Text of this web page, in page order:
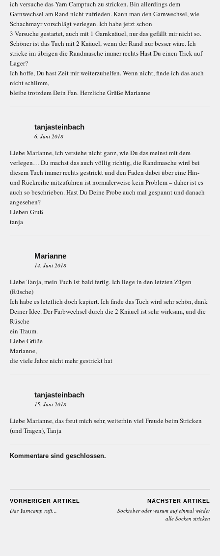
ich versuche das Yarn Camptuch zu stricken. Bin allerdings dem
Garnwechsel am Rand nicht zufrieden. Kann man den Garnwechsel, wie
Schachmayr vorschlägt verlegen. Ich habe jetzt schon
3 Versuche gestartet, auch mit 1 Garnknäuel, nur das gefällt mir nicht so.
Schöner ist das Tuch mit 2 Knäuel, wenn der Rand nur besser wäre. Ich
stricke im übrigen die Randmasche immer rechts Hast Du einen Trick auf
Lager?
Ich hoffe, Du hast Zeit mir weiterzuhelfen. Wenn nicht, finde ich das auch
nicht schlimm,
bleibe trotzdem Dein Fan. Herzliche Grüße Marianne
tanjasteinbach
6. Juni 2018
Liebe Marianne, ich verstehe nicht ganz, wie Du das meinst mit dem
verlegen… Du machst das auch völlig richtig, die Randmasche wird bei
diesem Tuch immer rechts gestrickt und den Faden dabei über eine Hin-
und Rückreihe mitzuführen ist normalerweise kein Problem – daher ist es
auch so beschrieben. Hast Du Deine Probe auch mal gespannt und danach
angesehen?
Lieben Gruß
tanja
Marianne
14. Juni 2018
Liebe Tanja, mein Tuch ist bald fertig. Ich liege in den letzten Zügen
(Rüsche)
Ich habe es letztlich doch kapiert. Ich finde das Tuch wird sehr schön, dank
Deiner Idee. Der Farbwechsel durch die 2 Knäuel ist sehr wirksam, und die
Rüsche
ein Traum.
Liebe Grüße
Marianne,
die viele Jahre nicht mehr gestrickt hat
tanjasteinbach
15. Juni 2018
Liebe Marianne, das freut mich sehr, weiterhin viel Freude beim Stricken
(und Tragen), Tanja
Kommentare sind geschlossen.
VORHERIGER ARTIKEL
Das Yarncamp ruft…
NÄCHSTER ARTIKEL
Socktober oder warum auf einmal wieder
alle Socken stricken